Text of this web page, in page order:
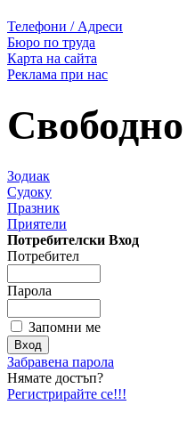
Телефони / Адреси
Бюро по труда
Карта на сайта
Реклама при нас
Зодиак
Судоку
Празник
Приятели
Потребителски Вход
Потребител
Парола
Запомни ме
Забравена парола
Нямате достъп?
Регистрирайте се!!!